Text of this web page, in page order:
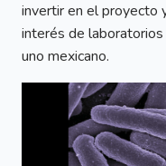
invertir en el proyecto
interés de laboratorios
uno mexicano.